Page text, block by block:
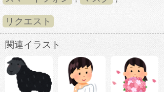
リクエスト
関連イラスト